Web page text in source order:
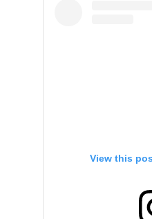
View this